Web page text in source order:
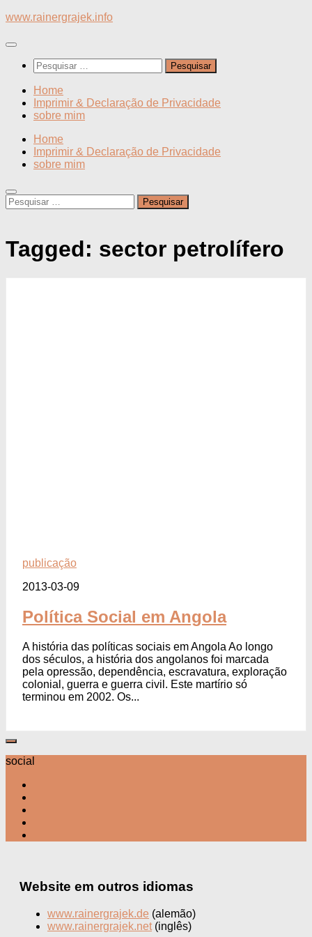
Skip
content
www.rainergrajek.info
Pesquisar
por:
Home
Imprimir & Declaração de Privacidade
sobre mim
Home
Imprimir & Declaração de Privacidade
sobre mim
Pesquisar
por:
Tagged: sector petrolífero
publicação
2013-03-09
Política Social em Angola
A história das políticas sociais em Angola Ao longo
dos séculos, a história dos angolanos foi marcada
pela opressão, dependência, escravatura, exploração
colonial, guerra e guerra civil. Este martírio só
terminou em 2002. Os...
social
Website em outros idiomas
www.rainergrajek.de (alemão)
www.rainergrajek.net(inglês)